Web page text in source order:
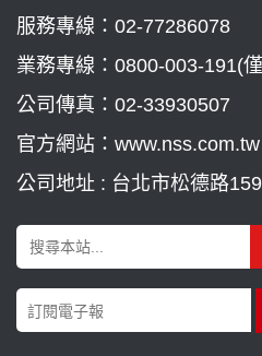
服務專線： 02-77286078
業務專線： 0800-003-191(
公司傳真：02-33930507
官方網站：www.nss.com.tw
公司地址 : 台北市松德路
Search
for: